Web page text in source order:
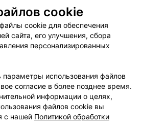
до 19:00
прекрасный мастер,
Рекамендую!
cookie
cookie для обеспечения
сайта, его улучшения, сбора
персонализированных
использования файлов
согласие в более позднее время.
информации о целях,
файлов cookie вы
с нашей Политикой обработки